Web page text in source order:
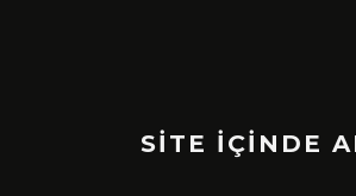
SİTE İÇİNDE